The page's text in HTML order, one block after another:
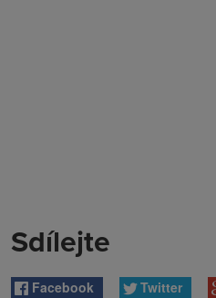
Sdílejte
Facebook Twitter